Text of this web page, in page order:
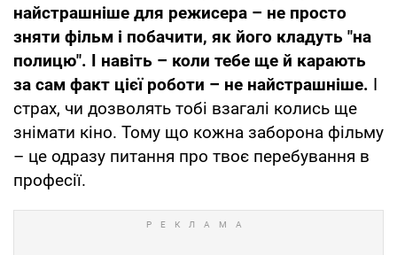
найстрашніше для режисера – не просто
зняти фільм і побачити, як його кладуть "на
полицю". І навіть – коли тебе ще й карають
за сам факт цієї роботи – не найстрашніше. І
страх, чи дозволять тобі взагалі колись ще
знімати кіно. Тому що кожна заборона фільму
– це одразу питання про твоє перебування в
професії.